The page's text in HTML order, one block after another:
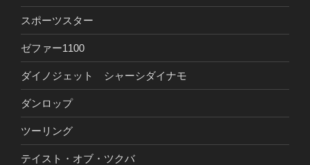
スポーツスター
ゼファー1100
ダイノジェット シャーシダイナモ
ダンロップ
ツーリング
テイスト・オブ・ツクバ